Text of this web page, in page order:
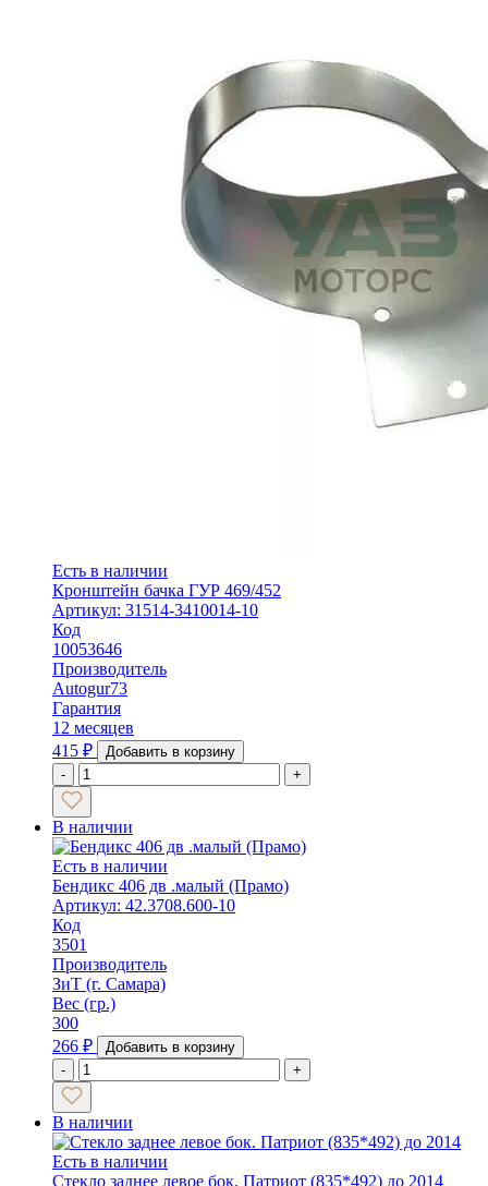
Есть в наличии
Кронштейн бачка ГУР 469/452
Артикул: 31514-3410014-10
Код
10053646
Производитель
Autogur73
Гарантия
12 месяцев
415 ₽
Добавить в корзину
-
+
В наличии
Есть в наличии
Бендикс 406 дв .малый (Прамо)
Артикул: 42.3708.600-10
Код
3501
Производитель
ЗиТ (г. Самара)
Вес (гр.)
300
266 ₽
Добавить в корзину
-
+
В наличии
Есть в наличии
Стекло заднее левое бок. Патриот (835*492) до 2014